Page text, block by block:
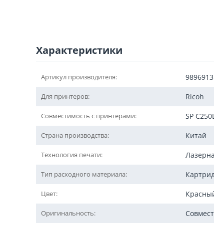
Характеристики
Артикул производителя: 9896913
Для принтеров: Ricoh
Совместимость с принтерами: SP
Страна производства: Китай
Технология печати:
Тип расходного материала:
Цвет:
Оригинальность: